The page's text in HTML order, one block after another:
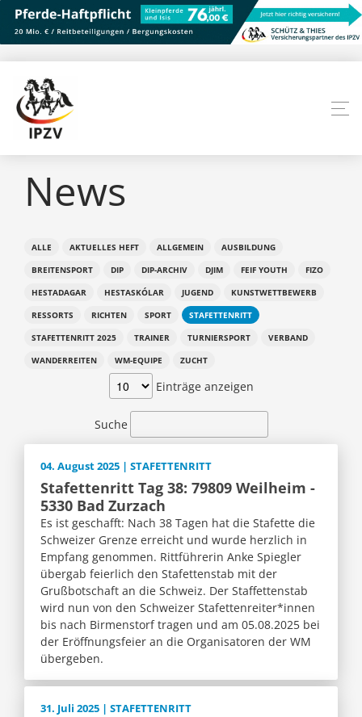
News
ALLE AKTUELLES HEFT ALLGEMEIN
AUSBILDUNG
BREITENSPORT
DIP DIP-ARCHIV DJIM FEIF YOUTH
FIZO
HESTADAGAR
HESTASKÓLAR JUGEND
KUNSTWETTBEWERB
RESSORTS
RICHTEN SPORT
STAFETTENRITT
STAFETTENRITT 2025
TRAINER TURNIERSPORT
VERBAND
WANDERREITEN
WM-EQUIPE ZUCHT
Einträge anzeigen
Suche
04. August 2025 | STAFETTENRITT
Stafettenritt Tag 38: 79809 Weilheim -
5330 Bad Zurzach
Es ist geschafft: Nach 38 Tagen hat die Stafette die
Schweizer Grenze erreicht und wurde herzlich in
Empfang genommen. Rittführerin Anke Spiegler
übergab feierlich den Stafettenstab mit der
Grußbotschaft an die Schweiz. Der Staffettenstab
wird nun von den Schweizer Stafettenreiter*innen
bis nach Birmenstorf tragen und am 05.08.2025 bei
der Eröffnungsfeier an die Organisatoren der WM
übergeben.
31. Juli 2025 | STAFETTENRITT